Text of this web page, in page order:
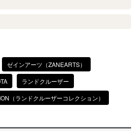
ゼインアーツ（ZANEARTS）
ランドクルーザー
（ランドクルーザーコレクション）